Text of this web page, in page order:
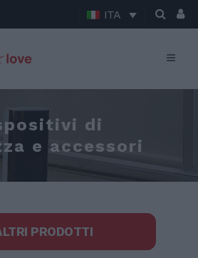
ITA
di
e accessori
PRODOTTI